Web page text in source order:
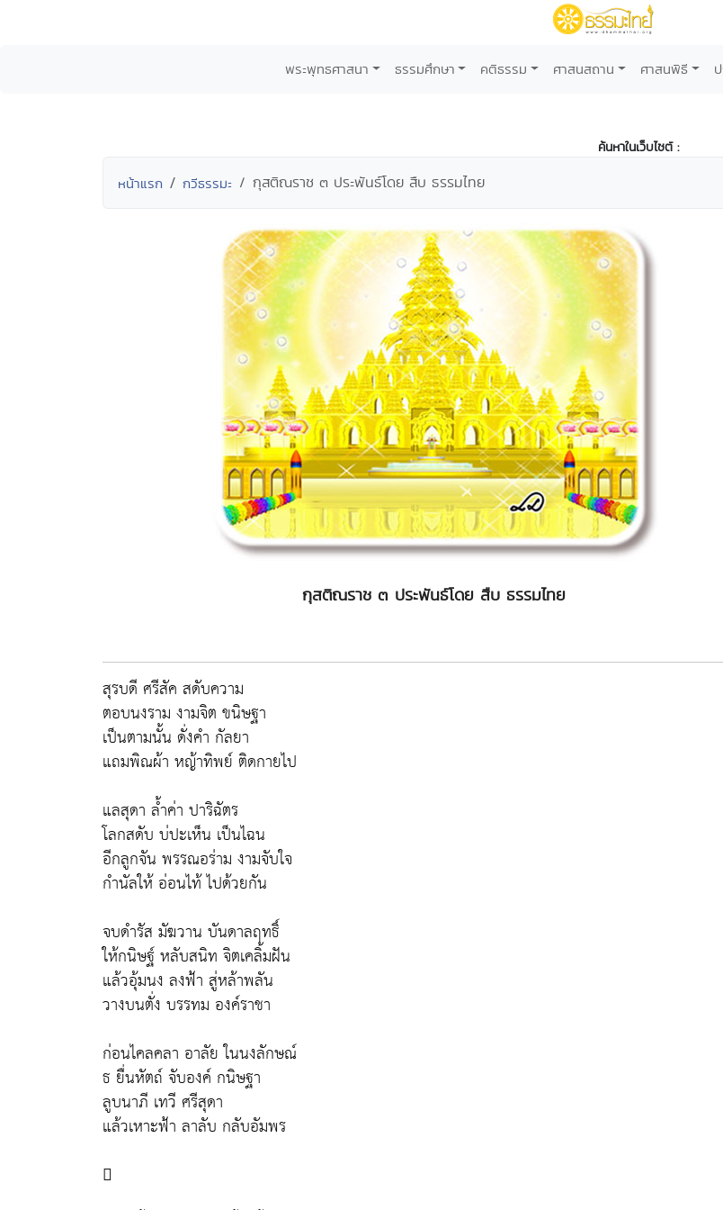
พระพุทธศาสนา ธรรมศึกษา คติธรรม ศาสนสถาน ศาสนพิธี
ค้นหาในเว็บไซต์ :
หน้าแรก กวีธรรมะ กุสติณราช ๓ ประพันธ์โดย สืบ ธรรมไทย
กุสติณราช ๓ ประพันธ์โดย สืบ ธรรมไทย
สุรบดี ศรีสัค สดับความ
ตอบนงราม งามจิต ขนิษฐา
เป็นตามนั้น ดั่งคำ กัลยา
แถมพิณผ้า หญ้าทิพย์ ติดกายไป
แลสุดา ล้ำค่า ปาริฉัตร
โลกสดับ บ่ปะเห็น เป็นไฉน
อีกลูกจัน พรรณอร่าม งามจับใจ
กำนัลให้ อ่อนไท้ ไปด้วยกัน
จบดำรัส มัฆวาน บันดาลฤทธิ์
ให้กนิษฐ์ หลับสนิท จิตเคลิ้มฝัน
แล้วอุ้มนง ลงฟ้า สู่หล้าพลัน
วางบนตั่ง บรรทม องค์ราชา
ก่อนไคลคลา อาลัย ในนงลักษณ์
ธ ยื่นหัตถ์ จับองค์ กนิษฐา
ลูบนาภี เทวี ศรีสุดา
แล้วเหาะฟ้า ลาลับ กลับอัมพร
